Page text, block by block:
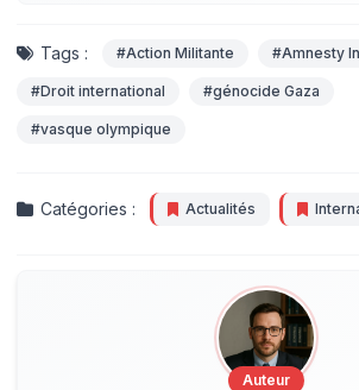
Tags : #Action Militante #Amnesty
#Droit international #génocide Gaza
#vasque olympique
Catégories : Actualités
Auteur